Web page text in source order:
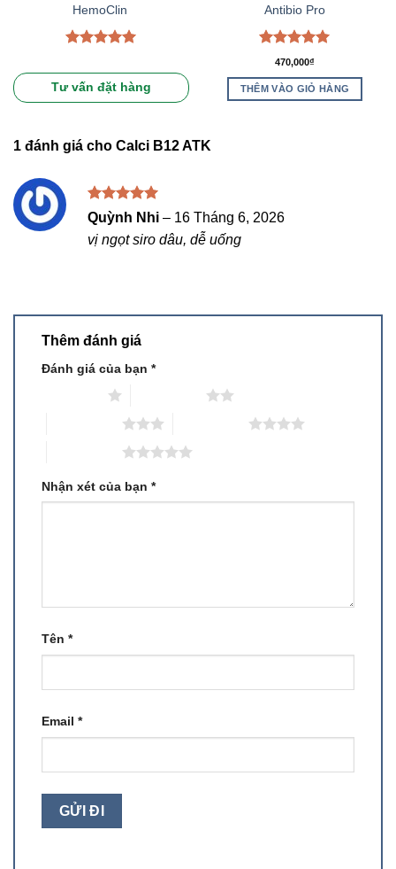
HemoClin
hạng5.00
5 sao
Tư vấn đặt hàng
Antibio Pro
Được xếp
hạng
5 sao
470,000₫
THÊM VÀO GIỎ HÀNG
1 đánh giá cho Calci B12 ATK
Được xếp
hạng
sao
Quỳnh Nhi – 16 Tháng 6, 2026
vị ngọt siro dâu, dễ uống
Thêm đánh giá
Đánh giá của bạn *
Nhận xét của bạn *
Tên *
Email *